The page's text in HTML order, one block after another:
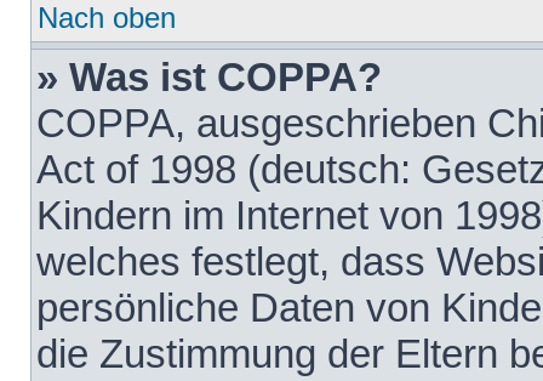
Nach oben
» Was ist COPPA?
COPPA, ausgeschrieben
Act of 1998 (deutsch:
Kindern im Internet von
welches festlegt, dass
persönliche Daten von
die Zustimmung der Eltern